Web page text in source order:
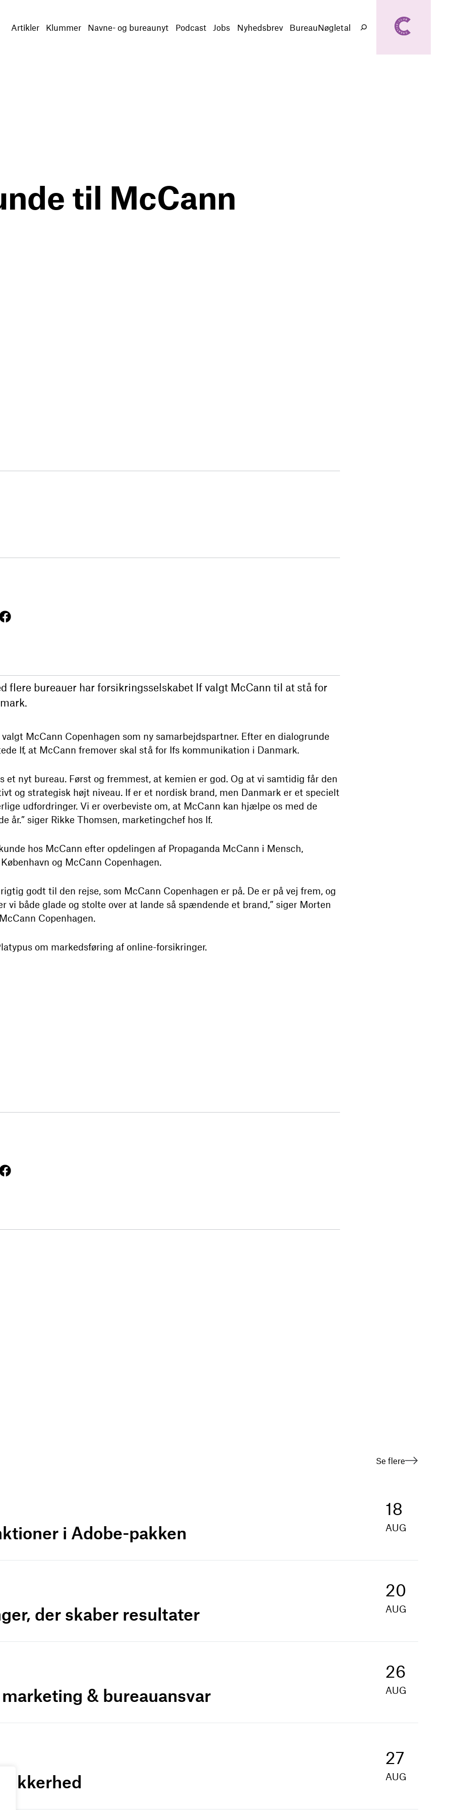
Artikler Klummer Navne- og bureaunyt Podcast Jobs Nyhedsbrev BureauNøgletal
Søg
til McCann
flere bureauer har forsikringsselskabet If valgt McCann til at stå for
McCann Copenhagen som ny samarbejdspartner. Efter en dialogrunde
If, at McCann fremover skal stå for Ifs kommunikation i Danmark.
et nyt bureau. Først og fremmest, at kemien er god. Og at vi samtidig får den
og strategisk højt niveau. If er et nordisk brand, men Danmark er et specielt
udfordringer. Vi er overbeviste om, at McCann kan hjælpe os med de
år.” siger Rikke Thomsen, marketingchef hos If.
hos McCann efter opdelingen af Propaganda McCann i Mensch,
og McCann Copenhagen.
godt til den rejse, som McCann Copenhagen er på. De er på vej frem, og
vi både glade og stolte over at lande så spændende et brand,” siger Morten
Copenhagen.
om markedsføring af online-forsikringer.
Se flere
i Adobe-pakken
18
AUG
der skaber resultater
20
AUG
& bureauansvar
26
AUG
27
AUG